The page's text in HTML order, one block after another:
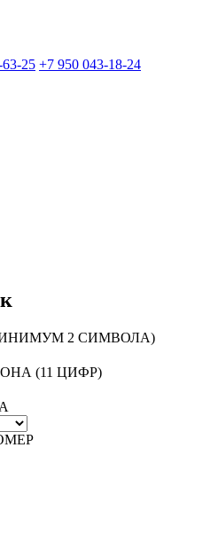
25 +7 950 043-18-24
2 СИМВОЛА)
(11 ЦИФР)